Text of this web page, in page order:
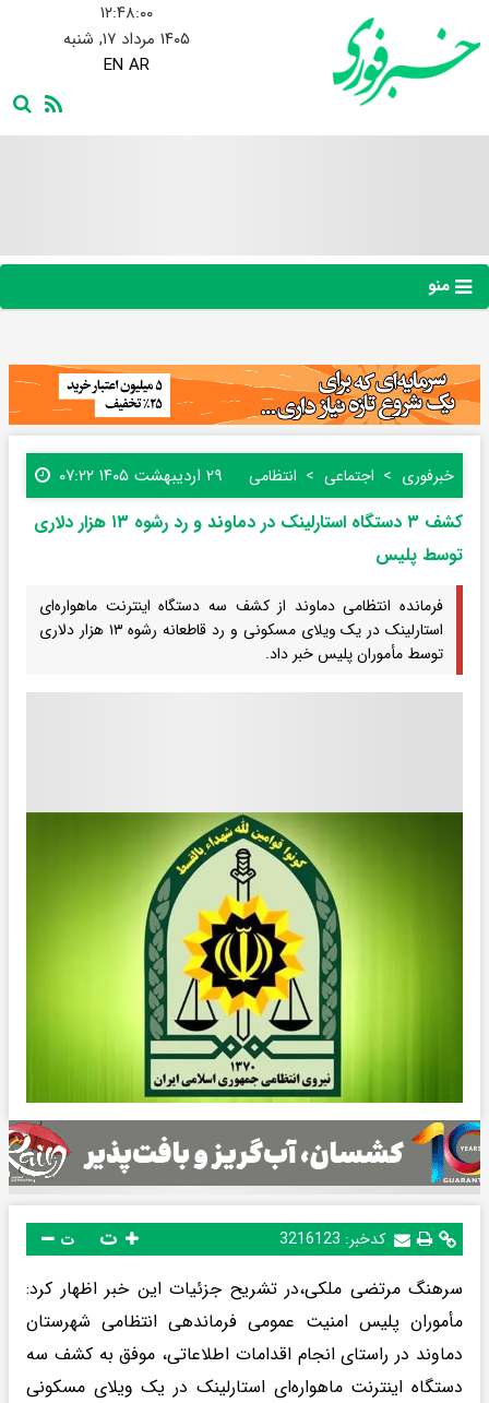
۱۲:۴۸:۰۱
۱۴۰۵ مرداد ۱۷, شنبه
EN AR
منو
خبرفوری اجتماعی انتظامی ۲۹ اردیبهشت ۱۴۰۵ ۰۷:۲۲
کشف ۳ دستگاه استارلینک در دماوند و رد رشوه ۱۳ هزار دلاری
توسط پلیس
فرمانده انتظامی دماوند از کشف سه دستگاه اینترنت ماهواره‌ای
استارلینک در یک ویلای مسکونی و رد قاطعانه رشوه ۱۳ هزار دلاری
توسط مأموران پلیس خبر داد.
کدخبر: 3216123 ت
سرهنگ مرتضی ملکی،در تشریح جزئیات این خبر اظهار کرد:
مأموران پلیس امنیت عمومی فرماندهی انتظامی شهرستان
دماوند در راستای انجام اقدامات اطلاعاتی، موفق به کشف سه
دستگاه اینترنت ماهواره‌ای استارلینک در یک ویلای مسکونی